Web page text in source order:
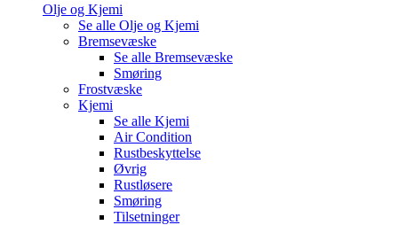
Olje og Kjemi
Se alle Olje og Kjemi
Bremsevæske
Se alle Bremsevæske
Smøring
Frostvæske
Kjemi
Se alle Kjemi
Air Condition
Rustbeskyttelse
Øvrig
Rustløsere
Smøring
Tilsetninger